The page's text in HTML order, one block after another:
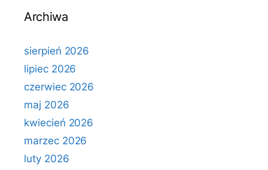
Archiwa
sierpień 2026
lipiec 2026
czerwiec 2026
maj 2026
kwiecień 2026
marzec 2026
luty 2026